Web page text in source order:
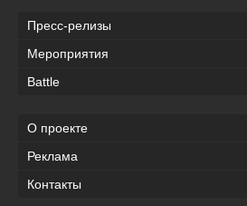
Пресс-релизы
Мероприятия
Battle
О проекте
Реклама
Контакты